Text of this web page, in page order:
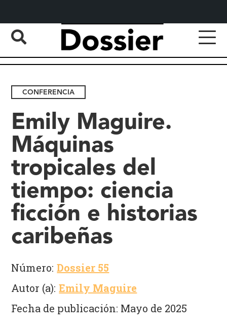
CONFERENCIA
Emily Maguire.
Máquinas
tropicales del
tiempo: ciencia
ficción e historias
caribeñas
Número: Dossier 55
Autor (a): Emily Maguire
Fecha de publicación: Mayo de 2025